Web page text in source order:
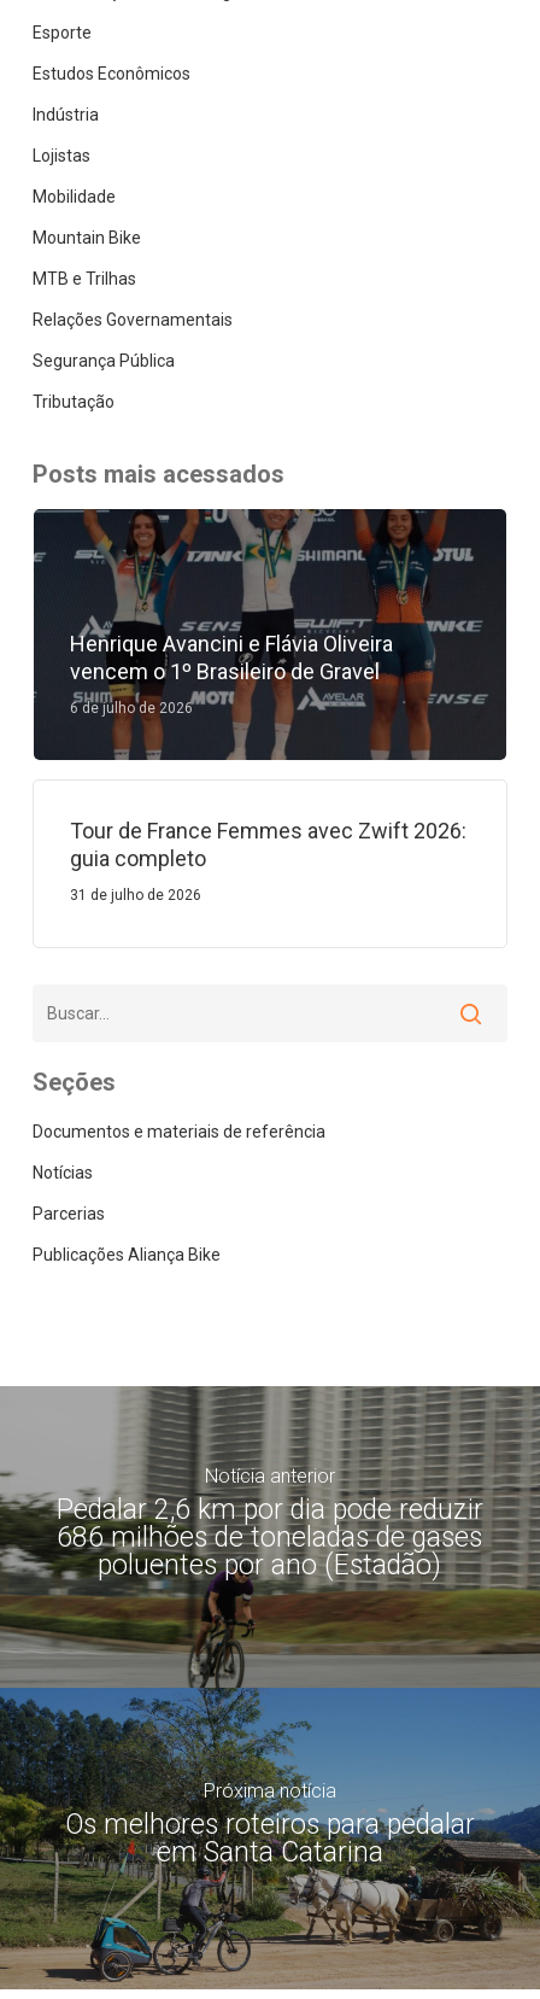
Esporte
Estudos Econômicos
Indústria
Lojistas
Mobilidade
Mountain Bike
MTB e Trilhas
Relações Governamentais
Segurança Pública
Tributação
Posts mais acessados
Henrique Avancini e Flávia Oliveira
vencem o 1º Brasileiro de Gravel
6 de julho de 2026
Tour de France Femmes avec Zwift 2026:
guia completo
31 de julho de 2026
Seções
Documentos e materiais de referência
Notícias
Parcerias
Publicações Aliança Bike
Notícia anterior
Pedalar 2,6 km por dia pode reduzir
686 milhões de toneladas de gases
poluentes por ano (Estadão)
Próxima notícia
Os melhores roteiros para pedalar
em Santa Catarina